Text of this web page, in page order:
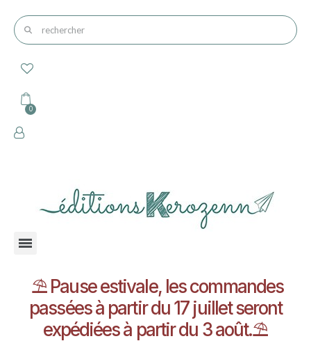
⛱️ Pause estivale, les commandes
passées à partir du 17 juillet seront
expédiées à partir du 3 août.⛱️